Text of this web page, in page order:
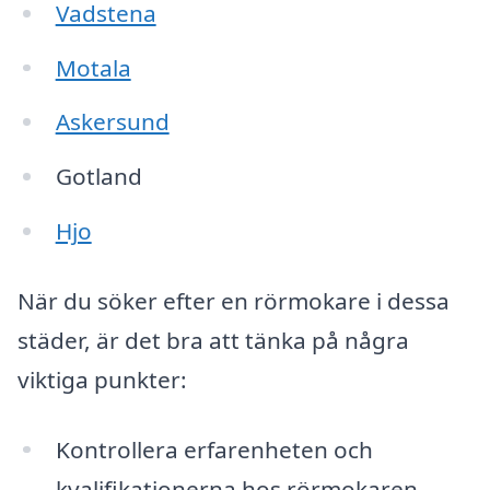
Vadstena
Motala
Askersund
Gotland
Hjo
När du söker efter en rörmokare i dessa
städer, är det bra att tänka på några
viktiga punkter:
Kontrollera erfarenheten och